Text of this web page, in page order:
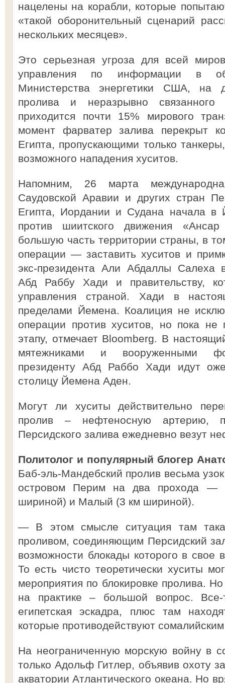
нацелены на корабли, которые
«такой оборонительный сценарий
нескольких месяцев».
Это серьезная угроза для всей
управления по информации в
Министерства энергетики США, на
пролива и неразрывно
приходится почти 15% мирового
момент фарватер залива перекрыт
Египта, пропускающими только
возможного нападения хуситов.
Напомним, 26 марта
Саудовской Аравии и других стран
Египта, Иордании и Судана начала в
против шиитского движения
большую часть территории страны, в
операции — заставить хуситов и
экс-президента Али Абдаллы Салеха
Абд Раббу Хади и правительству,
управления страной. Хади в
пределами Йемена. Коалиция не
операции против хуситов, но пока не
этапу, отмечает Bloomberg. В
мятежниками и вооруженными
президенту Абд Раббо Хади идут
столицу Йемена Аден.
Могут ли хуситы действительно
пролив – нефтеносную артерию,
Персидского залива ежедневно везут
Политолог и популярный блогер
Баб-эль-Мандебский пролив весьма
островом Перим на два прохода —
шириной) и Малый (3 км шириной).
— В этом смысле ситуация там
проливом, соединяющим Персидский
возможности блокады которого в свое
То есть чисто теоретически хуситы
мероприятия по блокировке пролива.
на практике – большой вопрос. Все-
египетская эскадра, плюс там
которые противодействуют
На неограниченную морскую войну в
только Адольф Гитлер, объявив охоту
акватории Атлантического океана. Но